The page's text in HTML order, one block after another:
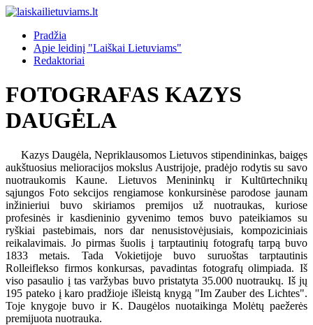
Pradžia
Apie leidinį "Laiškai Lietuviams"
Redaktoriai
FOTOGRAFAS KAZYS
DAUGĖLA
Kazys Daugėla, Nepriklausomos Lietuvos stipendininkas, baigęs
aukštuosius melioracijos mokslus Austrijoje, pradėjo rodytis su savo
nuotraukomis Kaune. Lietuvos Menininkų ir Kultūrtechnikų
sąjungos Foto sekcijos rengiamose konkursinėse parodose jaunam
inžinieriui buvo skiriamos premijos už nuotraukas, kuriose
profesinės ir kasdieninio gyvenimo temos buvo pateikiamos su
ryškiai pastebimais, nors dar nenusistovėjusiais, kompoziciniais
reikalavimais. Jo pirmas šuolis į tarptautinių fotografų tarpą buvo
1833 metais. Tada Vokietijoje buvo suruoštas tarptautinis
Rolleiflekso firmos konkursas, pavadintas fotografų olimpiada. Iš
viso pasaulio į tas varžybas buvo pristatyta 35.000 nuotraukų. Iš jų
195 pateko į karo pradžioje išleistą knygą "Im Zauber des Lichtes".
Toje knygoje buvo ir K. Daugėlos nuotaikinga Molėtų paežerės
premijuota nuotrauka.